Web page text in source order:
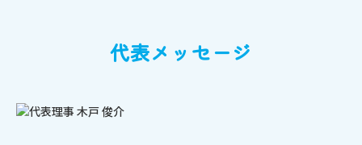
代表メッセージ